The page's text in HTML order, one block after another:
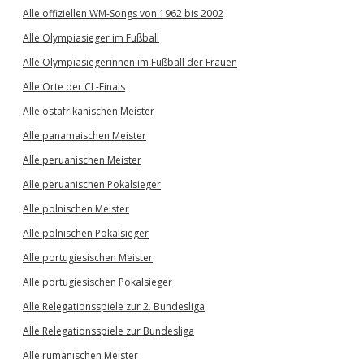
Alle offiziellen WM-Songs von 1962 bis 2002
Alle Olympiasieger im Fußball
Alle Olympiasiegerinnen im Fußball der Frauen
Alle Orte der CL-Finals
Alle ostafrikanischen Meister
Alle panamaischen Meister
Alle peruanischen Meister
Alle peruanischen Pokalsieger
Alle polnischen Meister
Alle polnischen Pokalsieger
Alle portugiesischen Meister
Alle portugiesischen Pokalsieger
Alle Relegationsspiele zur 2. Bundesliga
Alle Relegationsspiele zur Bundesliga
Alle rumänischen Meister